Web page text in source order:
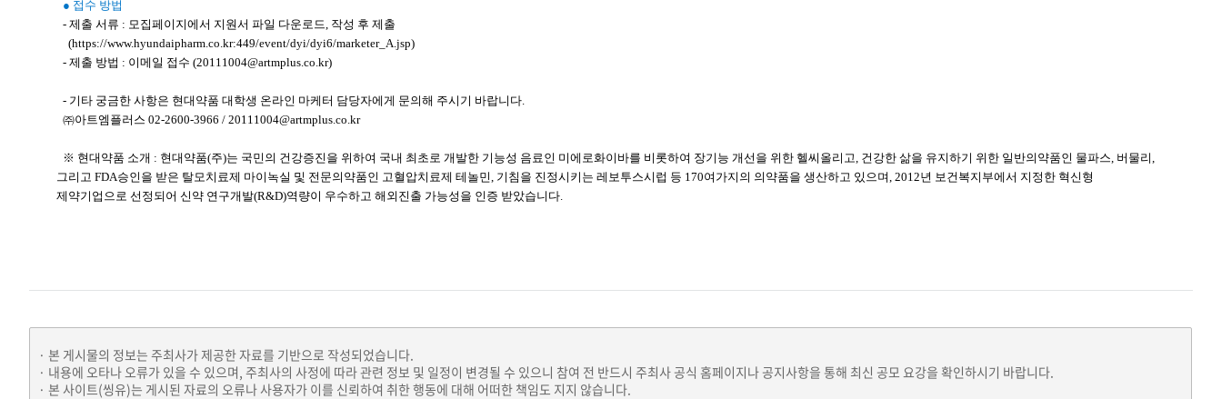
● 접수 방법
- 제출 서류 : 모집페이지에서 지원서 파일 다운로드, 작성 후 제출
(https://www.hyundaipharm.co.kr:449/event/dyi/dyi6/marketer_A.jsp)
- 제출 방법 : 이메일 접수 (20111004@artmplus.co.kr)
- 기타 궁금한 사항은 현대약품 대학생 온라인 마케터 담당자에게 문의해 주시기 바랍니다.
㈜아트엠플러스 02-2600-3966 / 20111004@artmplus.co.kr
※ 현대약품 소개 : 현대약품(주)는 국민의 건강증진을 위하여 국내 최초로 개발한 기능성 음료인 미에로화이바를 비롯하여 장기능 개선을 위한 헬씨올리고, 건강한 삶을 유지하기 위한 일반의약품인 물파스, 버물리,
그리고 FDA승인을 받은 탈모치료제 마이녹실 및 전문의약품인 고혈압치료제 테놀민, 기침을 진정시키는 레보투스시럽 등 170여가지의 의약품을 생산하고 있으며, 2012년 보건복지부에서 지정한 혁신형
제약기업으로 선정되어 신약 연구개발(R&D)역량이 우수하고 해외진출 가능성을 인증 받았습니다.
본 게시물의 정보는 주최사가 제공한 자료를 기반으로 작성되었습니다.
내용에 오타나 오류가 있을 수 있으며, 주최사의 사정에 따라 관련 정보 및 일정이 변경될 수 있으니 참여 전 반드시 주최사 공식 홈페이지나 공지사항을 통해 최신 공모 요강을 확인하시기 바랍니다.
본 사이트(씽유)는 게시된 자료의 오류나 사용자가 이를 신뢰하여 취한 행동에 대해 어떠한 책임도 지지 않습니다.